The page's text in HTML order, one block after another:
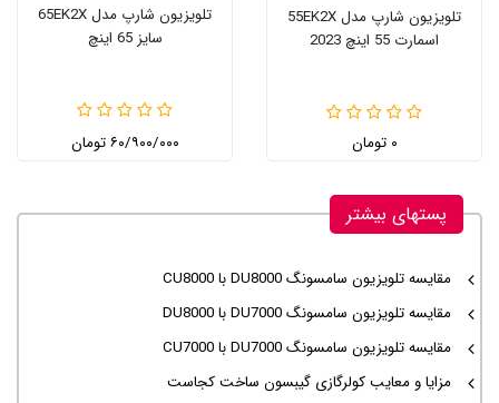
تلویزیون شارپ مدل 55EK2X
اسمارت 55 اینچ 2023
۰ تومان
تلویزیون شارپ مدل 65EK2X
سایز 65 اینچ
۶۰/۹۰۰/۰۰۰ تومان
پستهای بیشتر
مقایسه تلویزیون سامسونگ DU8000 با CU8000
مقایسه تلویزیون سامسونگ DU7000 با DU8000
مقایسه تلویزیون سامسونگ DU7000 با CU7000
مزایا و معایب کولرگازی گیبسون ساخت کجاست